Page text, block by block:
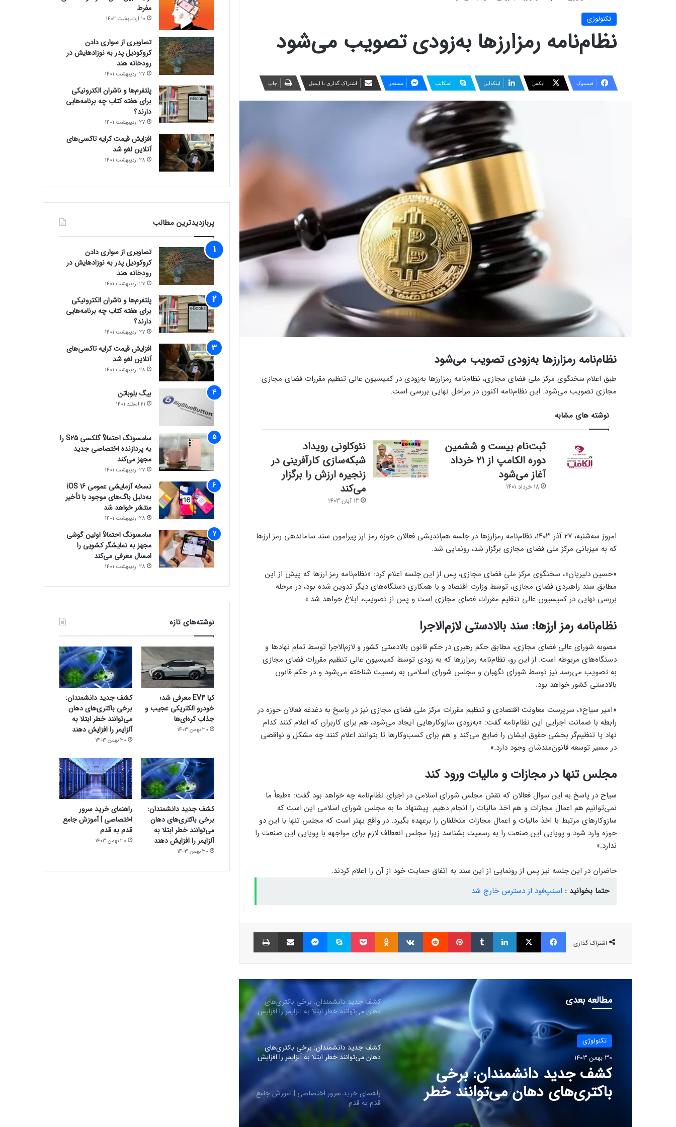
تکنولوژی
نظام‌نامه رمزارزها به‌زودی تصویب می‌شود
فیسبوک ایکس لینکداین اسکایپ مسنجر اشتراک گذاری با ایمیل چاپ
نظام‌نامه رمزارزها به‌زودی تصویب می‌شود
طبق اعلام سخنگوی مرکز ملی فضای مجازی، نظام‌نامه رمزارزها به‌زودی در کمیسیون عالی تنظیم مقررات فضای مجازی
مجازی تصویب می‌شود. این نظام‌نامه اکنون در مراحل نهایی بررسی است.
نوشته های مشابه
ثبت‌نام بیست و ششمین
دوره الکامپ از 21 خرداد
آغاز می‌شود
18 خرداد 1401
نئوکلونی رویداد
شبکه‌سازی کارآفرینی در
زنجیره ارزش را برگزار
می‌کند
13 آبان 1403
امروز سه‌شنبه، ۲۷ آذر ۱۴۰۳، نظام‌نامه رمزارزها در جلسه هم‌اندیشی فعالان حوزه رمز ارز پیرامون سند ساماندهی رمز ارزها
که به میزبانی مرکز ملی فضای مجازی برگزار شد، رونمایی شد.
«حسین دلیریان»، سخنگوی مرکز ملی فضای مجازی، پس از این جلسه اعلام کرد: «نظام‌نامه رمز ارزها که پیش از این
مطابق سند راهبردی فضای مجازی، توسط وزارت اقتصاد و با همکاری دستگاه‌های دیگر تدوین شده بود، در مرحله
بررسی نهایی در کمیسیون عالی تنظیم مقررات فضای مجازی است و پس از تصویب، ابلاغ خواهد شد.»
نظام‌نامه رمز ارزها: سند بالادستی لازم‌الاجرا
مصوبه شورای عالی فضای مجازی، مطابق حکم رهبری در حکم قانون بالادستی کشور و لازم‌الاجرا توسط تمام نهادها و
دستگاه‌های مربوطه است. از این رو، نظام‌نامه رمزارزها که به زودی توسط کمیسیون عالی تنظیم مقررات فضای مجازی
به تصویب می‌رسد نیز توسط شورای نگهبان و مجلس شورای اسلامی به رسمیت شناخته می‌شود و در حکم قانون
بالادستی کشور خواهد بود.
«امیر سیاح»، سرپرست معاونت اقتصادی و تنظیم مقررات مرکز ملی فضای مجازی نیز در پاسخ به دغدغه فعالان حوزه در
رابطه با ضمانت اجرایی این نظام‌نامه گفت: «به‌زودی سازوکارهایی ایجاد می‌شود، هم برای کاربران که اعلام کنند کدام
نهاد یا تنظیم‌گر بخشی حقوق ایشان را ضایع می‌کند و هم برای کسب‌وکارها تا بتوانند اعلام کنند چه مشکل و نواقصی
در مسیر توسعه‌ قانون‌مندشان وجود دارد.»
مجلس تنها در مجازات و مالیات ورود کند
سیاح در پاسخ به این سوال فعالان که نقش مجلس شورای اسلامی در اجرای نظام‌نامه چه خواهد بود گفت: «طبعاً ما
نمی‌توانیم هم اعمال مجازات و هم اخذ مالیات را انجام دهیم. پیشنهاد ما به مجلس شورای اسلامی این است که
سازوکارهای مرتبط با اخذ مالیات و اعمال مجازات متخلفان را برعهده بگیرد. در واقع بهتر است که مجلس تنها با این دو
حوزه وارد شود و پویایی این صنعت را به رسمیت بشناسد زیرا مجلس انعطاف لازم برای مواجهه با پویایی این صنعت را
ندارد.»
حاضران در این جلسه نیز پس از رونمایی از این سند به اتفاق حمایت خود از آن را اعلام کردند.
حتما بخوانید : اسنپ‌فود از دسترس خارج شد
اشتراک گذاری
فیسبوک ایکس لینکداین تامبلر پینتریست Reddit
VKontakte
Odnoklassniki پاکت اسکایپ مسنجر اشتراک گذاری با ایمیل
مطالعه بعدی
تکنولوژی
30 بهمن 1403
کشف جدید دانشمندان: برخی
باکتری‌های دهان می‌توانند خطر
ابتلا به آلزایمر را افزایش دهند
کاربران از مشکلات کابل شارژ گلکسی S25
اولترا و پلاس خبر می‌دهند
پاداش خرید شما با تارا، سهم سلامتی کودکان
محک می‌­شود
پاداش خرید شما با تارا، سهم سلامتی کودکان
محک می‌­شود
فرضیه‌ای جدید درباره هویت ساتوشی ناکاموتو
جذاب کره‌ای‌ها
کشف جدید دانشمندان: برخی باکتری‌های
دهان می‌توانند خطر ابتلا به آلزایمر را افزایش
کشف جدید دانشمندان: برخی باکتری‌های
دهان می‌توانند خطر ابتلا به آلزایمر را افزایش
راهنمای خرید سرور اختصاصی | آموزش جامع
قدم به قدم
مفرط
10 اردیبهشت 1402
تصاویری از سواری دادن
کروکودیل پدر به نوزادهایش در
رودخانه هند
27 اردیبهشت 1401
پلتفرم‌ها و ناشران الکترونیکی
برای هفته کتاب چه برنامه‌هایی
دارند؟
27 اردیبهشت 1401
افزایش قیمت کرایه تاکسی‌های
آنلاین لغو شد
28 اردیبهشت 1401
پربازدیدترین مطالب
تصاویری از سواری دادن
کروکودیل پدر به نوزادهایش در
رودخانه هند
27 اردیبهشت 1401
پلتفرم‌ها و ناشران الکترونیکی
برای هفته کتاب چه برنامه‌هایی
دارند؟
27 اردیبهشت 1401
افزایش قیمت کرایه تاکسی‌های
آنلاین لغو شد
28 اردیبهشت 1401
بیگ بلوباتن
21 اسفند 1401
سامسونگ احتمالاً گلکسی S25 را
به پردازنده اختصاصی جدید
مجهز می‌کند
27 اردیبهشت 1401
نسخه آزمایشی عمومی iOS 16
به‌دلیل باگ‌های موجود با تأخیر
منتشر خواهد شد
28 اردیبهشت 1401
سامسونگ احتمالاً اولین گوشی
مجهز به نمایشگر کشویی را
امسال معرفی می‌کند
28 اردیبهشت 1401
نوشته‌های تازه
کیا EV4 معرفی شد؛
خودرو الکتریکی عجیب و
جذاب کره‌ای‌ها
30 بهمن 1403
کشف جدید دانشمندان:
برخی باکتری‌های دهان
می‌توانند خطر ابتلا به
آلزایمر را افزایش دهند
30 بهمن 1403
کشف جدید دانشمندان:
برخی باکتری‌های دهان
می‌توانند خطر ابتلا به
آلزایمر را افزایش دهند
30 بهمن 1403
راهنمای خرید سرور
اختصاصی | آموزش جامع
قدم به قدم
30 بهمن 1403